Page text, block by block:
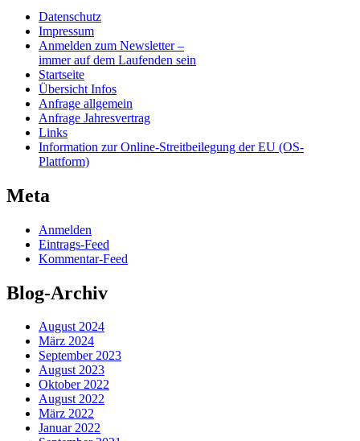
Datenschutz
Impressum
Anmelden zum Newsletter –
immer auf dem Laufenden sein
Startseite
Übersicht Infos
Anfrage allgemein
Anfrage Jahresvertrag
Links
Information zur Online-Streitbeilegung der EU (OS-
Plattform)
Meta
Anmelden
Eintrags-Feed
Kommentar-Feed
Blog-Archiv
August 2024
März 2024
September 2023
August 2023
Oktober 2022
August 2022
März 2022
Januar 2022